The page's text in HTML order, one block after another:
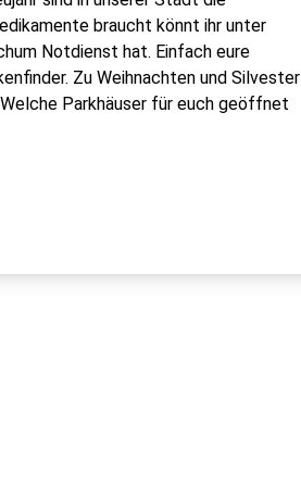
braucht könnt ihr unter
Notdienst hat. Einfach eure
Zu Weihnachten und Silvester
Parkhäuser für euch geöffnet